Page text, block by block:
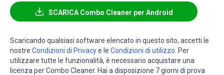
SCARICA Combo Cleaner per Android
Scaricando qualsiasi software elencato in questo sito, accetti le
nostre Condizioni di Privacye le Condizioni di utilizzo . Per
utilizzare tutte le funzionalità, è necessario acquistare una
licenza per Combo Cleaner. Hai a disposizione 7 giorni di prova